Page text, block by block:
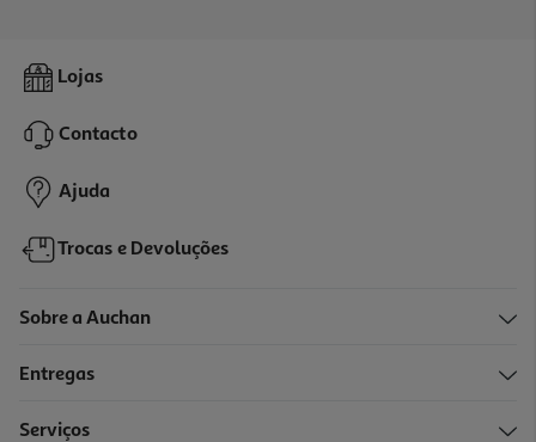
Lojas
Contacto
Ajuda
Trocas e Devoluções
Sobre a Auchan
Entregas
Serviços